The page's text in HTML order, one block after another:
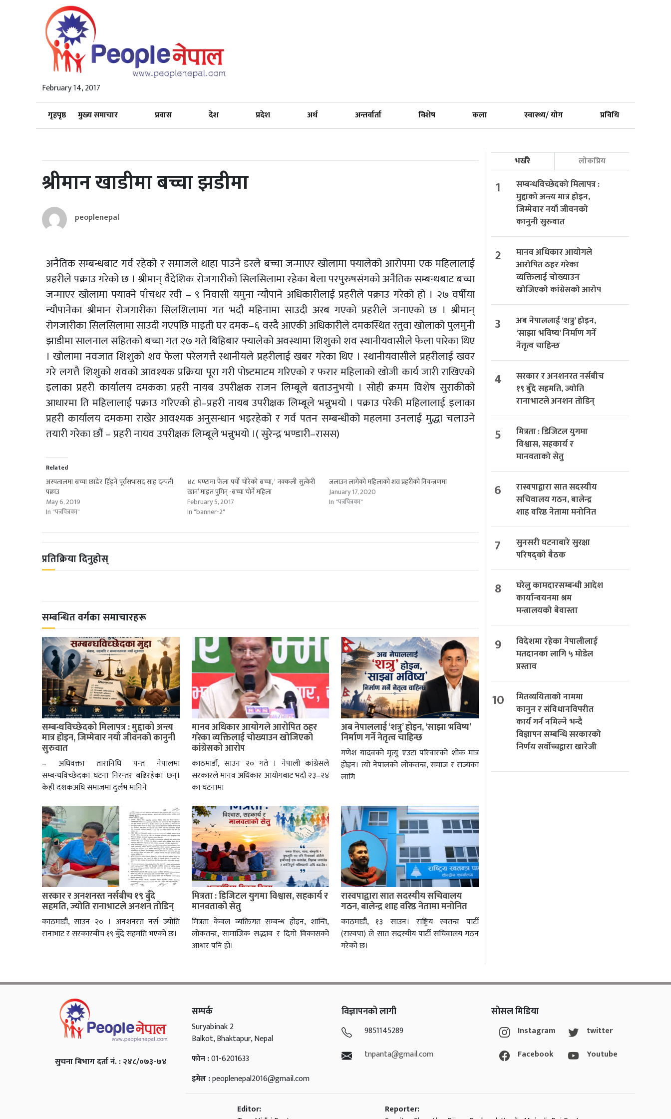
February 14, 2017
गृहपृष्ठ
मुख्य समाचार प्रवास देश प्रदेश अर्थ अन्तर्वार्ता विशेष कला स्वास्थ्य/ योग प्रविधि
श्रीमान खाडीमा बच्चा झडीमा
peoplenepal
अनैतिक सम्बन्धबाट गर्व रहेको र समाजले थाहा पाउने डरले बच्चा जन्माएर खोलामा फ्यालेको आरोपमा एक महिलालाई
प्रहरीले पक्राउ गरेको छ । श्रीमान् वैदेशिक रोजगारीको सिलसिलामा रहेका बेला परपुरुषसंगको अनैतिक सम्बन्धबाट बच्चा
जन्माएर खोलामा फ्याक्ने पाँचथर रवी – ९ निवासी यमुना न्यौपाने अधिकारीलाई प्रहरीले पक्राउ गरेको हो । २७ वर्षीया
न्यौपानेका श्रीमान रोजगारीका सिलशिलामा गत भदौ महिनामा साउदी अरब गएको प्रहरीले जनाएको छ । श्रीमान्
रोगजारीका सिलसिलामा साउदी गएपछि माइती घर दमक–६ वस्दैै आएकी अधिकारीले दमकस्थित रतुवा खोलाको पुलमुनी
झाडीमा सालनाल सहितको बच्चा गत २७ गते बिहिबार फ्यालेको अवस्थामा शिशुको शव स्थानीयवासीले फेला पारेका थिए
। खोलामा नवजात शिशुको शव फेला परेलगत्तै स्थानीयले प्रहरीलाई खबर गरेका थिए । स्थानीयवासीले प्रहरीलाई खवर
गरे लगत्तै शिशुको शवको आवश्यक प्रक्रिया पूरा गरी पोष्र्टमाटम गरिएको र फरार महिलाको खोजी कार्य जारी राखिएको
इलाका प्रहरी कार्यालय दमकका प्रहरी नायब उपरीक्षक राजन लिम्बूले बताउनुभयो । सोही क्रमम विशेष सुराकीको
आधारमा ति महिलालाई पक्राउ गरिएको हो–प्रहरी नायब उपरीक्षक लिम्बूले भन्नुभयो । पक्राउ परेकी महिलालाई इलाका
प्रहरी कार्यालय दमकमा राखेर आवश्यक अनुसन्धान भइरहेको र गर्व पतन सम्बन्धीको महलमा उनलाई मुद्धा चलाउने
तयारी गरेका छौं – प्रहरी नायव उपरीक्षक लिम्बूले भन्नुभयो ।( सुरेन्द्र भण्डारी–रासस)
Related
अस्पतालमा बच्चा छाडेर हिँड्ने पूर्वसभासद साह दम्पती
पक्राउ
May 6, 2019
In "पत्रपित्रका"
४८ घण्टामा फेला पर्यो चोरेको बच्चा, ‘ नक्कली सुत्केरी
खान’ माइत पुगिन् -बच्चा चोर्ने महिला
February 5, 2017
In "banner-2"
जलाउन लागेको महिलाको शव प्रहरीको नियन्त्रणमा
January 17, 2020
In "पत्रपित्रका"
प्रतिक्रिया दिनुहोस्
सम्बन्धित वर्गका समाचारहरू
सम्बन्धविच्छेदको मिलापत्र : मुद्दाको अन्त्य
मात्र होइन, जिम्मेवार नयाँ जीवनको कानुनी
सुरुवात
– अधिवक्ता तारानिधि पन्त नेपालमा
सम्बन्धविच्छेदका घटना निरन्तर बढिरहेका छन्।
केही दशकअघि समाजमा दुर्लभ मानिने
मानव अधिकार आयोगले आरोपित ठहर
गरेका व्यक्तिलाई चोख्याउन खोजिएको
कांग्रेसको आरोप
काठमाडौं, साउन २० गते । नेपाली कांग्रेसले
सरकारले मानव अधिकार आयोगबाट भदौ २३–२४
का घटनामा
अब नेपाललाई ‘शत्रु’ होइन, ‘साझा भविष्य’
निर्माण गर्ने नेतृत्व चाहिन्छ
गणेश यादवको मृत्यु एउटा परिवारको शोक मात्र
होइन। त्यो नेपालको लोकतन्त्र, समाज र राज्यका
लागि
सरकार र अनशनरत नर्सबीच १९ बुँदे
सहमति, ज्योति रानाभाटले अनशन तोडिन्
काठमाडौं, साउन २० । अनशनरत नर्स ज्योति
रानाभाट र सरकारबीच १९ बुँदे सहमति भएको छ।
मित्रता : डिजिटल युगमा विश्वास, सहकार्य र
मानवताको सेतु
मित्रता केवल व्यक्तिगत सम्बन्ध होइन, शान्ति,
लोकतन्त्र, सामाजिक सद्भाव र दिगो विकासको
आधार पनि हो।
रास्वपाद्वारा सात सदस्यीय सचिवालय
गठन, बालेन्द्र शाह वरिष्ठ नेतामा मनोनित
काठमाडौं, १३ साउन। राष्ट्रिय स्वतन्त्र पार्टी
(रास्वपा) ले सात सदस्यीय पार्टी सचिवालय गठन
गरेको छ।
भर्खरै लोकप्रिय
1
सम्बन्धविच्छेदको मिलापत्र :
मुद्दाको अन्त्य मात्र होइन,
जिम्मेवार नयाँ जीवनको
कानुनी सुरुवात
2
मानव अधिकार आयोगले
आरोपित ठहर गरेका
व्यक्तिलाई चोख्याउन
खोजिएको कांग्रेसको आरोप
3
अब नेपाललाई ‘शत्रु’ होइन,
‘साझा भविष्य’ निर्माण गर्ने
नेतृत्व चाहिन्छ
4
सरकार र अनशनरत नर्सबीच
१९ बुँदे सहमति, ज्योति
रानाभाटले अनशन तोडिन्
5
मित्रता : डिजिटल युगमा
विश्वास, सहकार्य र
मानवताको सेतु
6
रास्वपाद्वारा सात सदस्यीय
सचिवालय गठन, बालेन्द्र
शाह वरिष्ठ नेतामा मनोनित
7
सुनसरी घटनाबारे सुरक्षा
परिषद्को बैठक
8
घरेलु कामदारसम्बन्धी आदेश
कार्यान्वयनमा श्रम
मन्त्रालयको बेवास्ता
9
विदेशमा रहेका नेपालीलाई
मतदानका लागि ५ मोडेल
प्रस्ताव
10
मितव्ययिताको नाममा
कानुन र संविधानविपरीत
कार्य गर्न नमिल्ने भन्दै
बिज्ञापन सम्बन्धि सरकारको
निर्णय सर्वोच्चद्वारा खारेजी
सुचना बिभाग दर्ता नं. : २४८/०७३-७४
सम्पर्क
Suryabinak 2
Balkot, Bhaktapur, Nepal
फोन :01-6201633
इमेल :peoplenepal2016@gmail.com
विज्ञापनको लागी
9851145289
tnpanta@gmail.com
सोसल मिडिया
Instagram
Facebook
twitter
Youtube
Editor:
Reporter: